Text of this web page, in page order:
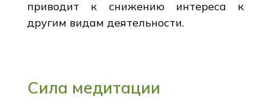
приводит к снижению интереса к
другим видам деятельности.
Сила медитации